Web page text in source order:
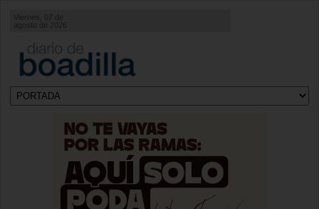
agosto de 2026